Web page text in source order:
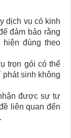
dịch vụ có kinh
đảm bảo rằng
đúng theo
trọn gói có thể
sinh không
được sự tư
liên quan đến